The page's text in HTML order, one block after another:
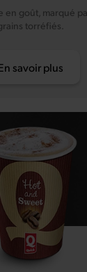
en goût, marqué
torréfiés.
savoir plus